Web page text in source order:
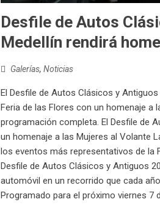
Desfile de Autos
Medellín rendirá
Galerías, Noticias
El Desfile de Autos Clásicos y
Feria de las Flores con un homenaje a
programación completa. El Desfile de
un homenaje a las Mujeres al Volante
los eventos más representativos de la
Desfile de Autos Clásicos y Antiguos
automóvil en un recorrido que cada
Programado para el próximo viernes 7